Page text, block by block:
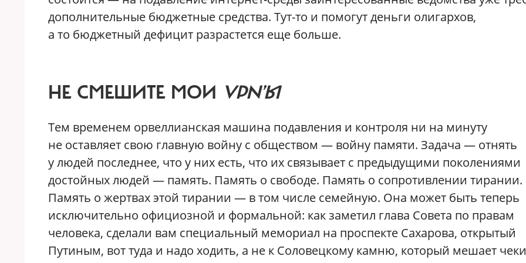
дополнительные бюджетные средства. Тут-то и помогут деньги олигархов,
а то бюджетный дефицит разрастется еще больше.
НЕ СМЕШИТЕ МОИ VPN’Ы
Тем временем орвеллианская машина подавления и контроля ни на минуту
не оставляет свою главную войну с обществом — войну памяти. Задача — отнять
у людей последнее, что у них есть, что их связывает с предыдущими поколениями
достойных людей — память. Память о свободе. Память о сопротивлении тирании.
Память о жертвах этой тирании — в том числе семейную. Она может быть теперь
исключительно официозной и формальной: как заметил глава Совета по правам
человека, сделали вам специальный мемориал на проспекте Сахарова, открытый
Путиным, вот туда и надо ходить, а не к Соловецкому камню, который мешает